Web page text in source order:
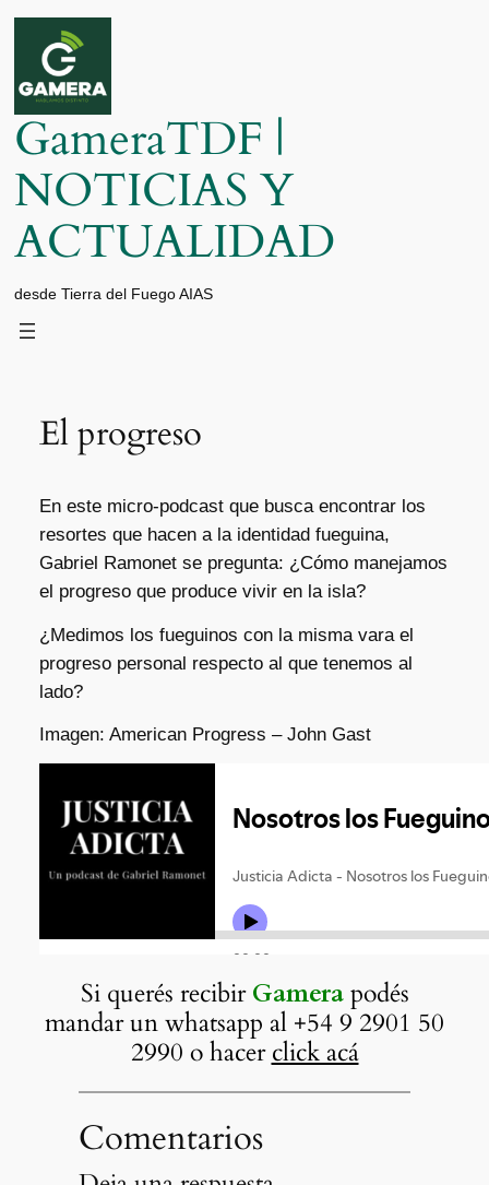
Saltar
contenido
GameraTDF |
NOTICIAS Y
ACTUALIDAD
desde Tierra del Fuego AIAS
El progreso
En este micro-podcast que busca encontrar los
resortes que hacen a la identidad fueguina,
Gabriel Ramonet se pregunta: ¿Cómo manejamos
el progreso que produce vivir en la isla?
¿Medimos los fueguinos con la misma vara el
progreso personal respecto al que tenemos al
lado?
Imagen: American Progress – John Gast
Si querés recibirGamerapodés
mandar un whatsapp al +54 9 2901 50
2990 o hacerclick acá
Comentarios